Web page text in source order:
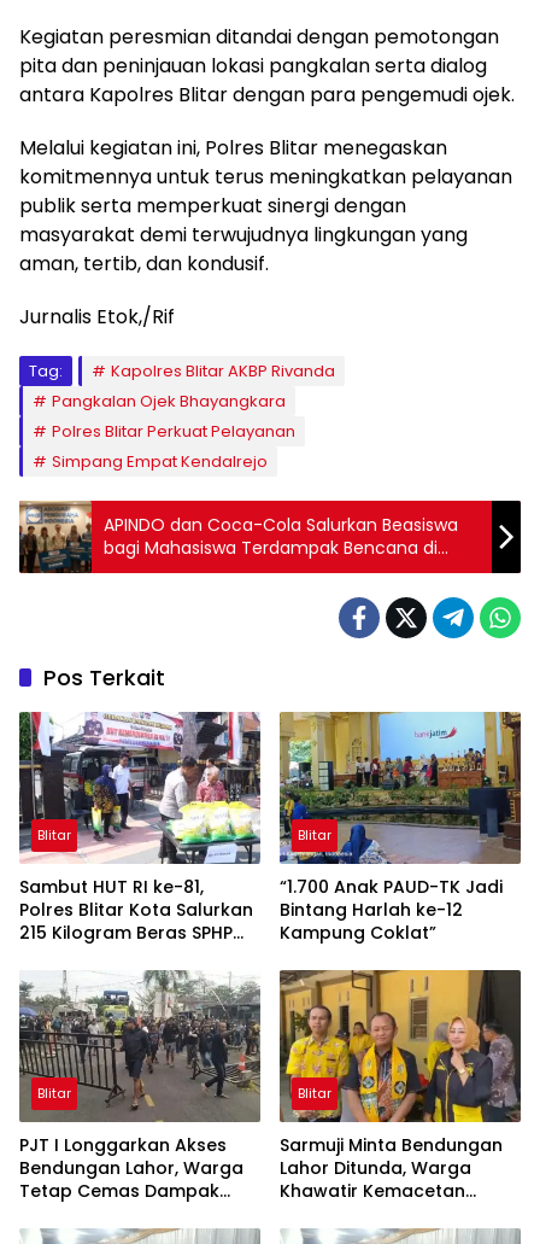
Kegiatan peresmian ditandai dengan pemotongan
pita dan peninjauan lokasi pangkalan serta dialog
antara Kapolres Blitar dengan para pengemudi ojek.
Melalui kegiatan ini, Polres Blitar menegaskan
komitmennya untuk terus meningkatkan pelayanan
publik serta memperkuat sinergi dengan
masyarakat demi terwujudnya lingkungan yang
aman, tertib, dan kondusif.
Jurnalis Etok,/Rif
Tag:
Kapolres Blitar AKBP Rivanda
Pangkalan Ojek Bhayangkara
Polres Blitar Perkuat Pelayanan
Simpang Empat Kendalrejo
APINDO dan Coca-Cola Salurkan Beasiswa
bagi Mahasiswa Terdampak Bencana di
Sumatera
Pos Terkait
Blitar
Sambut HUT RI ke-81,
Polres Blitar Kota Salurkan
215 Kilogram Beras SPHP
Murah
Blitar
“1.700 Anak PAUD-TK Jadi
Bintang Harlah ke-12
Kampung Coklat”
Blitar
PJT I Longgarkan Akses
Bendungan Lahor, Warga
Tetap Cemas Dampak
Penutupan Total
Blitar
Sarmuji Minta Bendungan
Lahor Ditunda, Warga
Khawatir Kemacetan